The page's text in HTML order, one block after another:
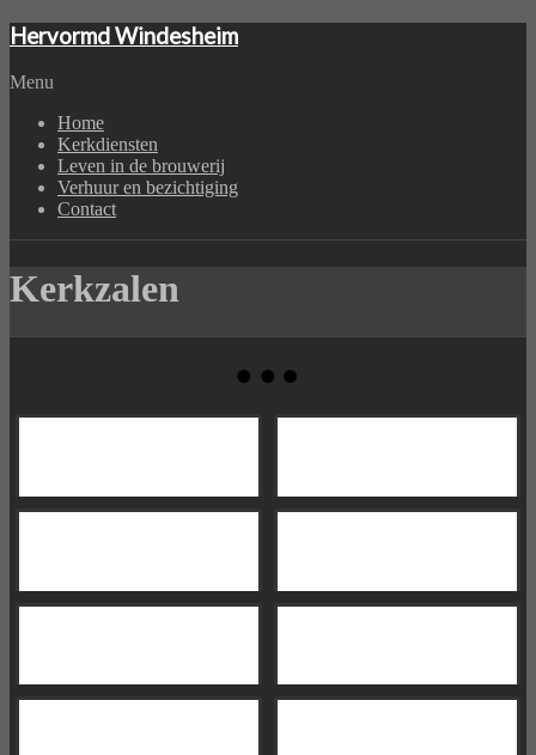
Hervormd Windesheim
Menu
Home
Kerkdiensten
Leven in de brouwerij
Verhuur en bezichtiging
Contact
Kerkzalen